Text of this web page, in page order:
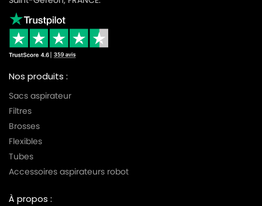
Nos produits :
Sacs aspirateur
Filtres
Brosses
Flexibles
Tubes
Accessoires aspirateurs robot
À propos :